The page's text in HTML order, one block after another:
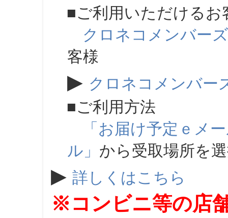
■ご利用いただけるお
クロネコメンバーズ
客様
▶ クロネコメンバー
■ご利用方法
「お届け予定ｅメ
ル」 から受取場所を
▶ 詳しくはこちら
※コンビニ等の店